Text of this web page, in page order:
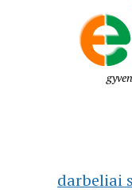
darbeliai